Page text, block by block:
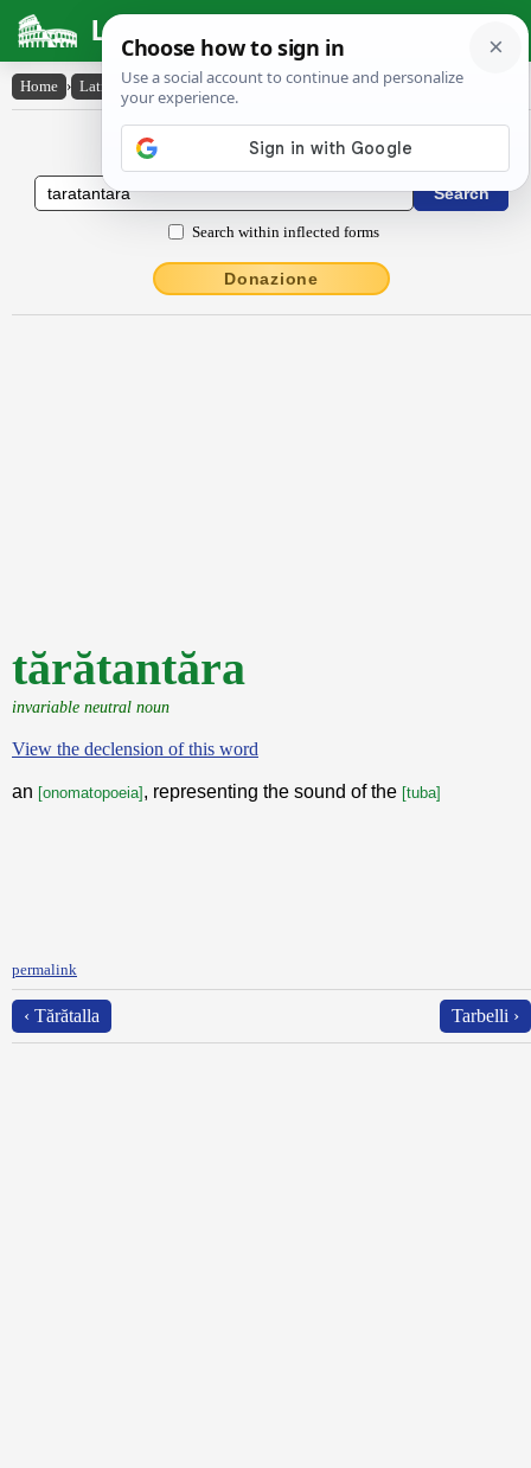
Latin Dictionary
Home › Latin-English › tărătantăra
Latin to English Dictionary
Search within inflected forms
Donazione
tărătantăra
invariable neutral noun
View the declension of this word
an [onomatopoeia] , representing the sound of the [tuba]
permalink
‹ Tărătalla Tarbelli ›